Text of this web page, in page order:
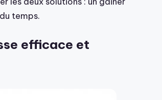
temps.
efficace et